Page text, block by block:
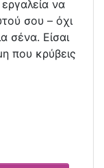
εργαλεία να
σου – όχι
σένα. Είσαι
που κρύβεις